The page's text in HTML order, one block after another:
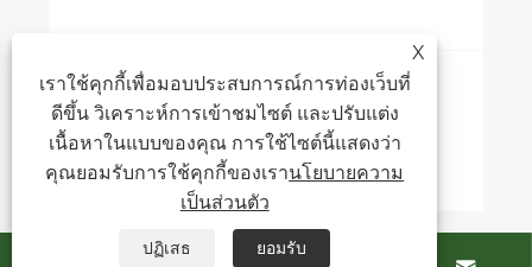
อะไรทำให้เครื่องพิมพ์เฟล็กโซแบบหน่วยมี
ความจำเป็นสำหรับบรรจุภัณฑ์สมัยใหม่
ดูเพิ่มเติม >>
X
เราใช้คุกกี้เพื่อมอบประสบการณ์การท่องเว็บที่
ดีขึ้น วิเคราะห์การเข้าชมไซต์ และปรับแต่ง
เนื้อหาในแบบของคุณ การใช้ไซต์นี้แสดงว่า
คุณยอมรับการใช้คุกกี้ของเรานโยบายความ
เป็นส่วนตัว
ปฏิเสธ ยอมรับ